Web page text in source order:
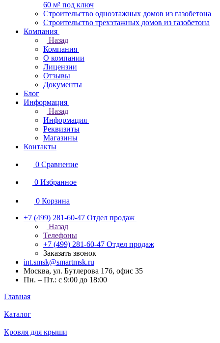
60 м² под ключ
Строительство одноэтажных домов из газобетона
Строительство трехэтажных домов из газобетона
Компания
Назад
Компания
О компании
Лицензии
Отзывы
Документы
Блог
Информация
Назад
Информация
Реквизиты
Магазины
Контакты
0 Сравнение
0 Избранное
0 Корзина
+7 (499) 281-60-47 Отдел продаж
Назад
Телефоны
+7 (499) 281-60-47 Отдел продаж
Заказать звонок
int.smsk@smartmsk.ru
Москва, ул. Бутлерова 17б, офис 35
Пн. – Пт.: с 9:00 до 18:00
Главная
Каталог
Кровля для крыши